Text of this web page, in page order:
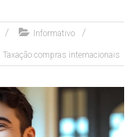
Informativo
Taxação compras internacionais